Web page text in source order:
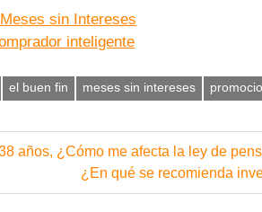
sin Intereses
inteligente
el buen fin meses sin intereses
años, ¿Cómo me afecta la ley de
Siguiente
entrada:
¿En qué se recomienda